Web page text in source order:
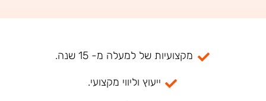
מקצועיות של למעלה מ- 15 שנה.
ייעוץ וליווי מקצועי.